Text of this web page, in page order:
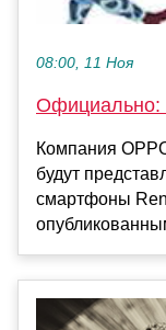
08:00, 11 Ноя
Официально:
Компания
будут
смартфоны